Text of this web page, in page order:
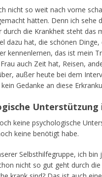
nicht so weit nach vorne
hätten. Denn ich sehe
durch die Krankheit steht
dazu hat, die schönen
kennenlernen, das ist mein
auch Zeit hat, Reisen,
außer heute bei dem
Gedanke an diese
Unterstützung
keine psychologische
keine benötigt habe.
Selbsthilfegruppe, ich
nicht so gut geht durch